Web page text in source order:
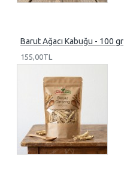
Barut Ağacı Kabuğu - 100 gr
155,00TL